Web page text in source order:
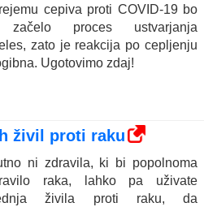
cepiva proti COVID-19 bo
proces ustvarjanja
zato je reakcija po cepljenju
Ugotovimo zdaj!
živil proti raku
ni zdravila, ki bi popolnoma
raka, lahko pa uživate
živila proti raku, da